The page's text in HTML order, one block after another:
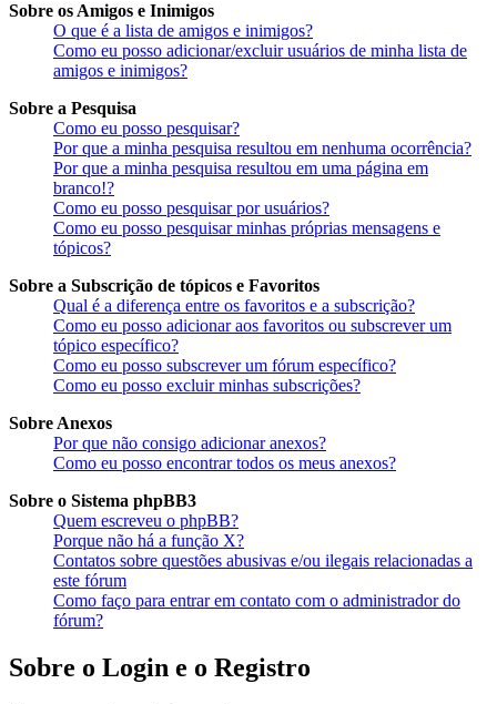
Sobre os Amigos e Inimigos
O que é a lista de amigos e inimigos?
Como eu posso adicionar/excluir usuários de minha lista de
amigos e inimigos?
Sobre a Pesquisa
Como eu posso pesquisar?
Por que a minha pesquisa resultou em nenhuma ocorrência?
Por que a minha pesquisa resultou em uma página em
branco!?
Como eu posso pesquisar por usuários?
Como eu posso pesquisar minhas próprias mensagens e
tópicos?
Sobre a Subscrição de tópicos e Favoritos
Qual é a diferença entre os favoritos e a subscrição?
Como eu posso adicionar aos favoritos ou subscrever um
tópico específico?
Como eu posso subscrever um fórum específico?
Como eu posso excluir minhas subscrições?
Sobre Anexos
Por que não consigo adicionar anexos?
Como eu posso encontrar todos os meus anexos?
Sobre o Sistema phpBB3
Quem escreveu o phpBB?
Porque não há a função X?
Contatos sobre questões abusivas e/ou ilegais relacionadas a
este fórum
Como faço para entrar em contato com o administrador do
fórum?
Sobre o Login e o Registro